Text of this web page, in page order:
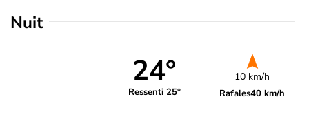
Nuit
24°
Ressenti 25°
10 km/h
Rafales40 km/h